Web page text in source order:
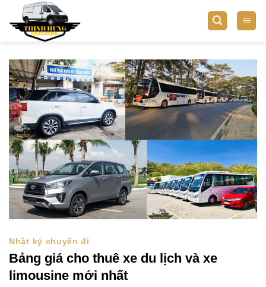
qua
Nhật ký chuyến đi
Bảng giá cho thuê xe du lịch và xe
limousine mới nhất